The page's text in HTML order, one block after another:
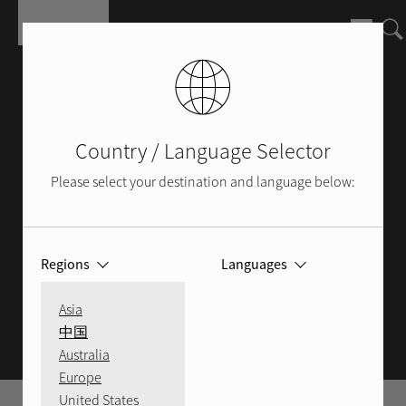
Country / Language Selector
Please select your destination and language below:
Regions
Asia
中国
Australia
Europe
United States
Languages